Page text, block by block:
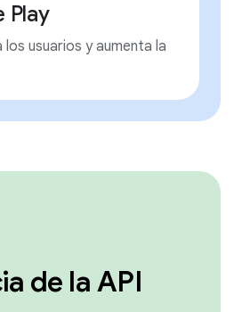
Play
los usuarios y aumenta la
de la API